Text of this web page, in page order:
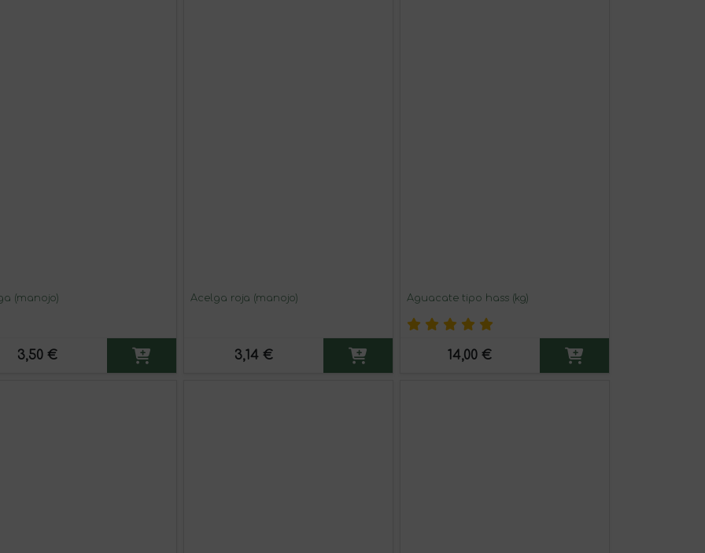
(manojo)
3,50 €
Acelga roja (manojo)
3,14 €
Aguacate tipo hass (kg)
14,00 €